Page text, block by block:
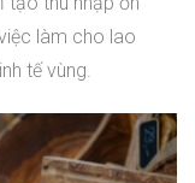
làm cho lao
tế vùng.